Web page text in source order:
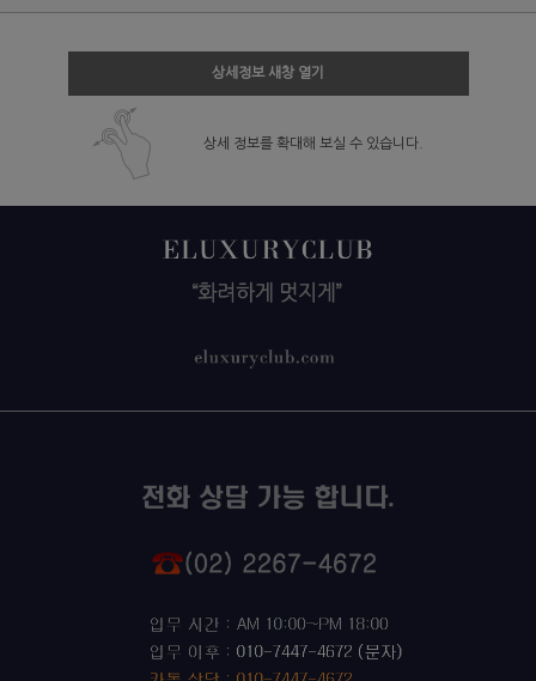
상세정보 새창 열기
상세 정보를 확대해 보실 수 있습니다.